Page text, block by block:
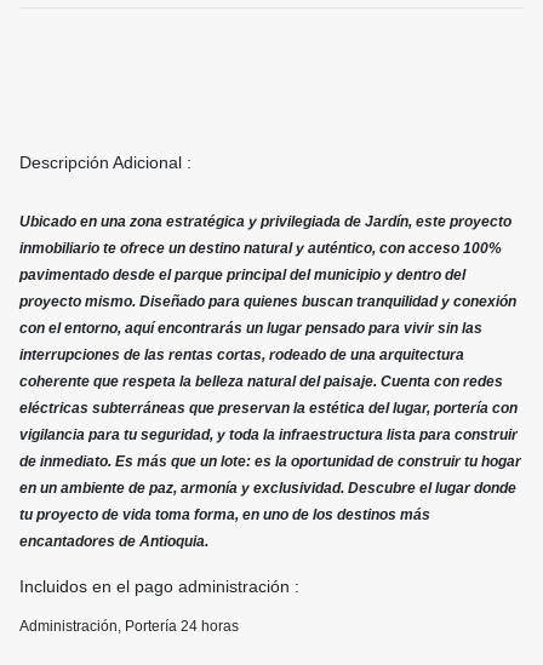
Descripción Adicional :
Ubicado en una zona estratégica y privilegiada de Jardín, este proyecto
inmobiliario te ofrece un destino natural y auténtico, con acceso 100%
pavimentado desde el parque principal del municipio y dentro del
proyecto mismo. Diseñado para quienes buscan tranquilidad y conexión
con el entorno, aquí encontrarás un lugar pensado para vivir sin las
interrupciones de las rentas cortas, rodeado de una arquitectura
coherente que respeta la belleza natural del paisaje. Cuenta con redes
eléctricas subterráneas que preservan la estética del lugar, portería con
vigilancia para tu seguridad, y toda la infraestructura lista para construir
de inmediato. Es más que un lote: es la oportunidad de construir tu hogar
en un ambiente de paz, armonía y exclusividad. Descubre el lugar donde
tu proyecto de vida toma forma, en uno de los destinos más
encantadores de Antioquia.
Incluidos en el pago administración :
Administración, Portería 24 horas